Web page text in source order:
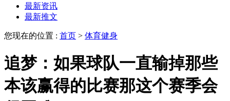
最新资讯
最新推文
您现在的位置 : 首页 > 体育健身
追梦：如果球队一直输掉那些
本该赢得的比赛那这个赛季会